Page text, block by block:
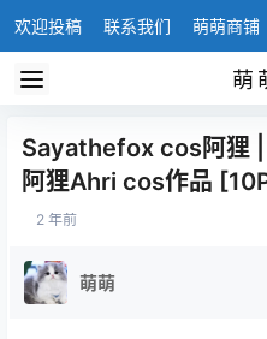
欢迎投稿 联系我们 萌萌商铺
萌
Sayathefox cos阿狸
阿狸Ahri cos作品
2 年前
萌萌